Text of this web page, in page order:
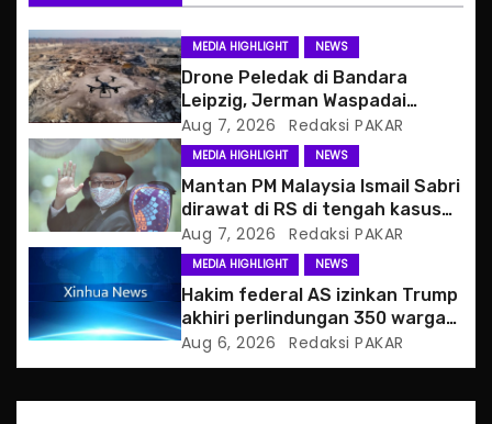
g
a
t
i
o
n
MEDIA HIGHLIGHT NEWS
Drone Peledak di Bandara
Leipzig, Jerman Waspadai
Serangan Hibrida Rusia
Aug 7, 2026 Redaksi PAKAR
MEDIA HIGHLIGHT NEWS
Mantan PM Malaysia Ismail Sabri
dirawat di RS di tengah kasus
hukum
Aug 7, 2026 Redaksi PAKAR
MEDIA HIGHLIGHT NEWS
Hakim federal AS izinkan Trump
akhiri perlindungan 350 warga
Haiti
Aug 6, 2026 Redaksi PAKAR